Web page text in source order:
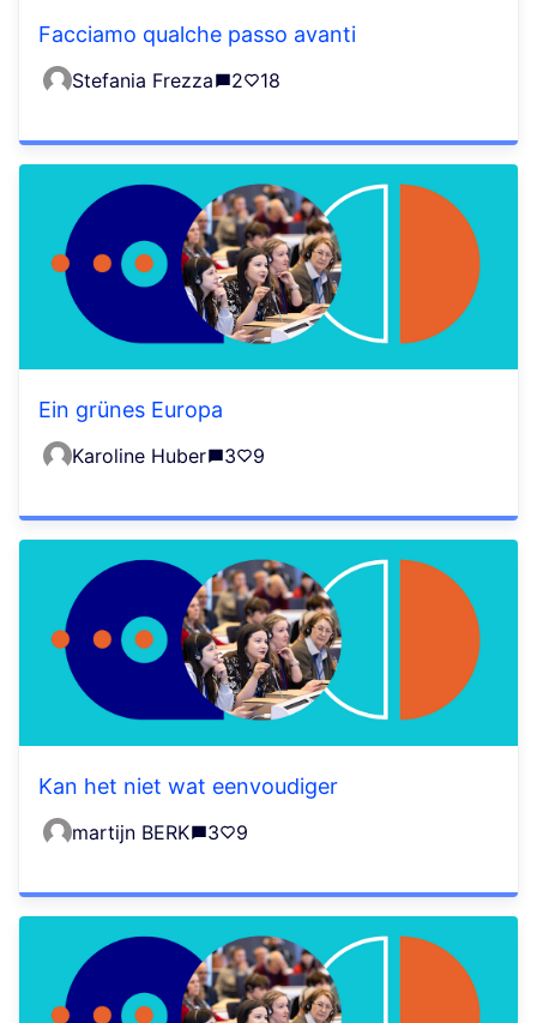
Facciamo qualche passo avanti
Stefania Frezza 2 18
Ein grünes Europa
Karoline Huber 3 9
Kan het niet wat eenvoudiger
martijn BERK 3 9